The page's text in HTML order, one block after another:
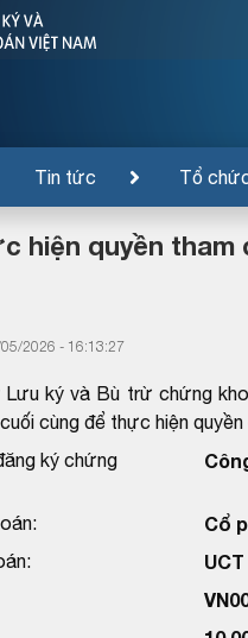
Tin tức Tổ
hiện quyền
2026 - 16:13:27
ký và Bù trừ chứng
cùng để thực hiện
ký chứng
Cổ
UCT